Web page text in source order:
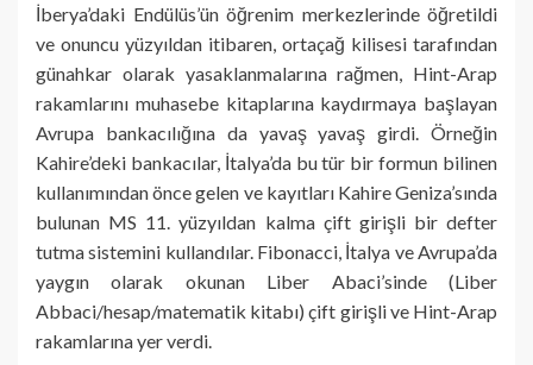
İberya’daki Endülüs’ün öğrenim merkezlerinde öğretildi
ve onuncu yüzyıldan itibaren, ortaçağ kilisesi tarafından
günahkar olarak yasaklanmalarına rağmen, Hint-Arap
rakamlarını muhasebe kitaplarına kaydırmaya başlayan
Avrupa bankacılığına da yavaş yavaş girdi. Örneğin
Kahire’deki bankacılar, İtalya’da bu tür bir formun bilinen
kullanımından önce gelen ve kayıtları Kahire Geniza’sında
bulunan MS 11. yüzyıldan kalma çift girişli bir defter
tutma sistemini kullandılar. Fibonacci, İtalya ve Avrupa’da
yaygın olarak okunan Liber Abaci’sinde (Liber
Abbaci/hesap/matematik kitabı) çift girişli ve Hint-Arap
rakamlarına yer verdi.